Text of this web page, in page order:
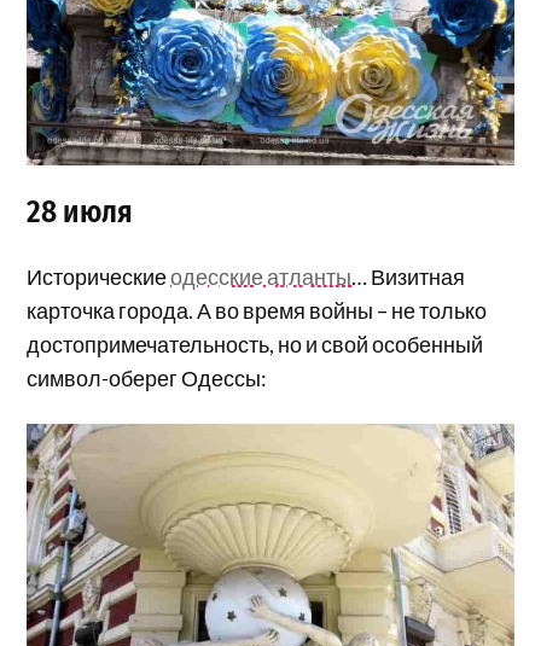
28 июля
Историческиеодесские атланты… Визитная
карточка города. А во время войны – не только
достопримечательность, но и свой особенный
символ-оберег Одессы: